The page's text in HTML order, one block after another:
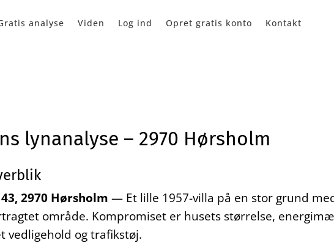
analyse Viden Log ind Opret gratis konto Kontakt
lynanalyse – 2970 Hørsholm
2970 Hørsholm — Et lille 1957-villa på en stor grund
område. Kompromiset er husets størrelse,
vedligehold og trafikstøj.